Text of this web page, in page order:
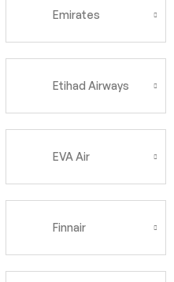
Emirates
Etihad Airways
EVA Air
Finnair